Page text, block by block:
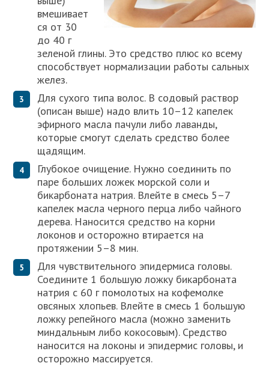
вмешивает
ся от 30
до 40 г
зеленой глины. Это средство плюс ко всему
способствует нормализации работы сальных
желез.
Для сухого типа волос. В содовый раствор
(описан выше) надо влить 10–12 капелек
эфирного масла пачули либо лаванды,
которые смогут сделать средство более
щадящим.
Глубокое очищение. Нужно соединить по
паре больших ложек морской соли и
бикарбоната натрия. Влейте в смесь 5–7
капелек масла черного перца либо чайного
дерева. Наносится средство на корни
локонов и осторожно втирается на
протяжении 5–8 мин.
Для чувствительного эпидермиса головы.
Соедините 1 большую ложку бикарбоната
натрия с 60 г помолотых на кофемолке
овсяных хлопьев. Влейте в смесь 1 большую
ложку репейного масла (можно заменить
миндальным либо кокосовым). Средство
наносится на локоны и эпидермис головы, и
осторожно массируется.